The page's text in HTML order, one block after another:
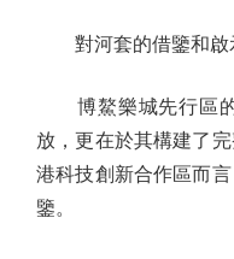
對河套的借鑒和啟
博鰲樂城先行區的
放，更在於其構建了
港科技創新合作區而
鑒。